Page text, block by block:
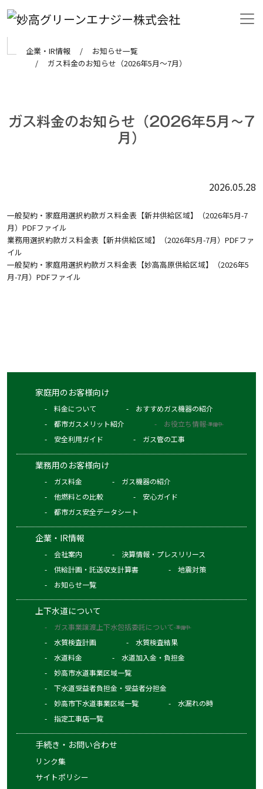
企業・IR情報
お知らせ一覧
ガス料金のお知らせ（2026年5月～7月）
ガス料金のお知らせ（2026年5月～7
月）
2026.05.28
一般契約・家庭用選択約款ガス料金表【新井供給区域】（2026年5月-7
月）PDFファイル
業務用選択約款ガス料金表【新井供給区域】（2026年5月-7月）PDFファ
イル
一般契約・家庭用選択約款ガス料金表【妙高高原供給区域】（2026年5
月-7月）PDFファイル
家庭用のお客様向け
料金について
おすすめガス機器の紹介
都市ガスメリット紹介
お役立ち情報-準備中-
安全利用ガイド ガス管の工事
業務用のお客様向け
ガス料金
ガス機器の紹介
他燃料との比較
安心ガイド
都市ガス安全データシート
企業・IR情報
会社案内
決算情報・プレスリリース
供給計画・託送収支計算書
地震対策
お知らせ一覧
上下水道について
ガス事業譲渡上下水包括委託について-準備中-
水質検査計画
水質検査結果
水道料金
水道加入金・負担金
妙高市水道事業区域一覧
下水道受益者負担金・受益者分担金
妙高市下水道事業区域一覧
水漏れの時
指定工事店一覧
手続き・お問い合わせ
リンク集
サイトポリシー